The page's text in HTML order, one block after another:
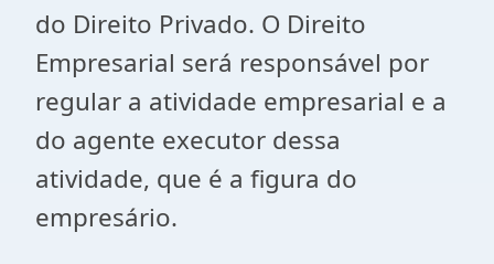
do Direito Privado. O Direito
Empresarial será responsável por
regular a atividade empresarial e a
do agente executor dessa
atividade, que é a figura do
empresário.